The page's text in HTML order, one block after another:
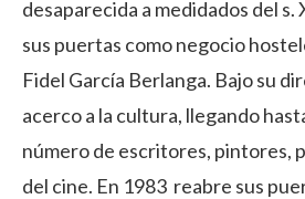
desaparecida a medidados del s.
sus puertas como negocio
Fidel García Berlanga. Bajo su
acerco a la cultura, llegando
número de escritores, pintores,
del cine. En 1983 reabre sus